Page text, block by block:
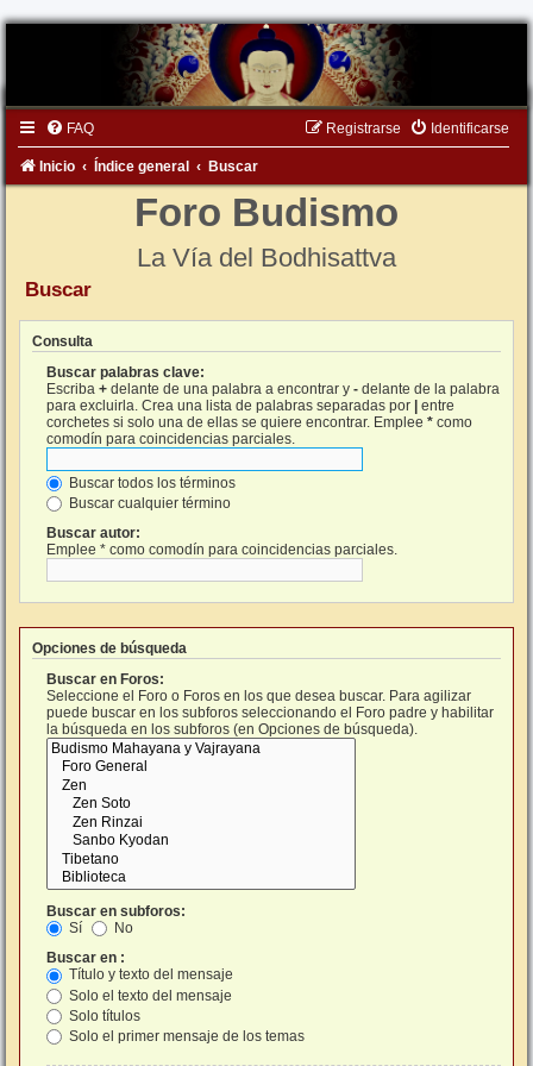
FAQ Identificarse
Registrarse
Inicio Índice general Buscar
Foro Budismo
La Vía del Bodhisattva
Buscar
Consulta
Buscar palabras clave:
Escriba + delante de una palabra a encontrar y - delante de la palabra
para excluirla. Crea una lista de palabras separadas por | entre
corchetes si solo una de ellas se quiere encontrar. Emplee * como
comodín para coincidencias parciales.
Buscar todos los términos
Buscar cualquier término
Buscar autor:
Emplee * como comodín para coincidencias parciales.
Opciones de búsqueda
Buscar en Foros:
Seleccione el Foro o Foros en los que desea buscar. Para agilizar
puede buscar en los subforos seleccionando el Foro padre y habilitar
la búsqueda en los subforos (en Opciones de búsqueda).
Buscar en subforos:
Sí
No
Buscar en :
Título y texto del mensaje
Solo el texto del mensaje
Solo títulos
Solo el primer mensaje de los temas